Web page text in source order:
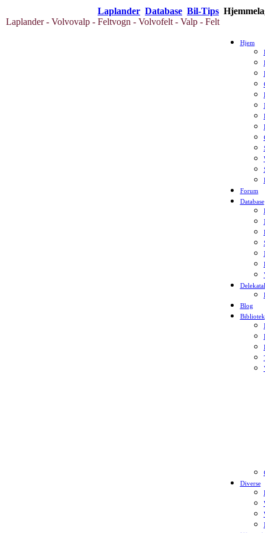
Laplander Database Bil-Tips
Laplander - Volvovalp - Feltvogn - Volvofelt - Valp - Felt
Hjem
Forum
Database
Blog
Bibliotek
Diverse